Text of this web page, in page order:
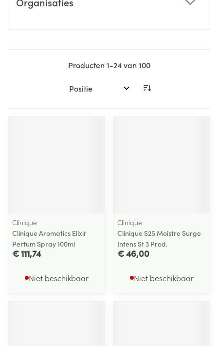
Producten1-24van100
Sorteer op:
Clinique
Clinique Aromatics Elixir
Perfum Spray 100ml
€ 111,74
Niet beschikbaar
Clinique
Clinique S25 Moistre Surge
Intens St 3 Prod.
€ 46,00
Niet beschikbaar